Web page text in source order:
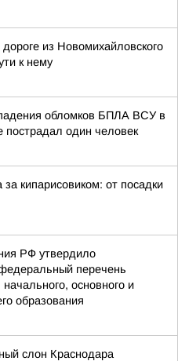
из Новомихайловского
к нему
обломков БПЛА ВСУ в
пострадал один человек
кипарисовиком: от посадки
РФ утвердило
перечень
основного и
образования
слон Краснодара